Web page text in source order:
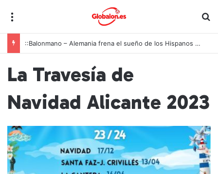
::Balonmano – Alemania frena el sueño de los Hispanos Juveniles, que lucharán ahora por el bronce europeo
La Travesía de
Navidad Alicante 2023